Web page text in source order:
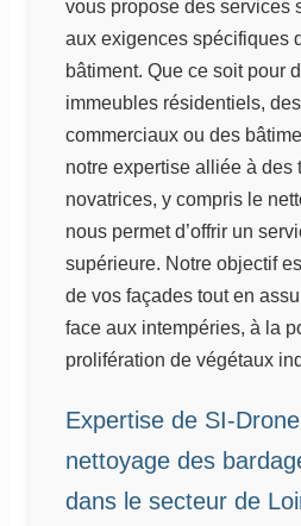
vous propose des services
aux exigences spécifiques
bâtiment. Que ce soit pour
immeubles résidentiels,
commerciaux ou des
notre expertise alliée à des
novatrices, y compris le
nous permet d’offrir un
supérieure. Notre objectif
de vos façades tout en
face aux intempéries, à la
prolifération de végétaux
Expertise de SI-
nettoyage des
dans le secteur de